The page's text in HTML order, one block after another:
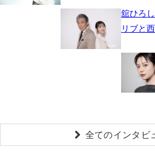
舘ひろ
リブと
全てのインタビ